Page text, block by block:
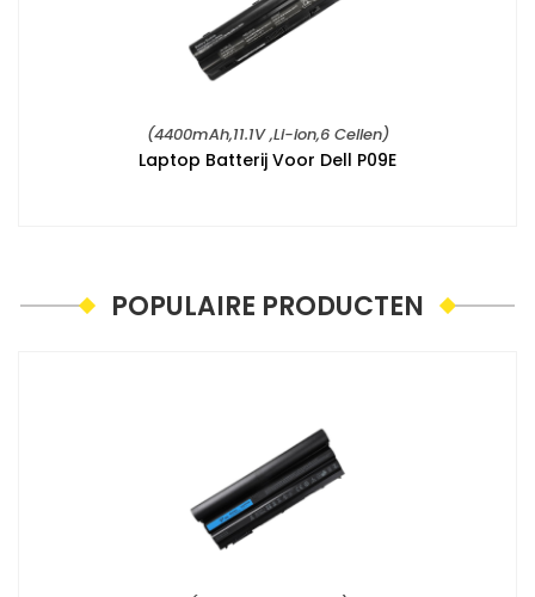
(4400mAh,11.1V ,Li-ion,6 Cellen)
Laptop Batterij Voor Dell P09E
(55Wh,7.6V,Li-Polymer,4 Cellen)
Laptop Batterij Voor Dell V6VMN
POPULAIRE PRODUCTEN